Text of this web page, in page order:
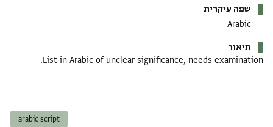
שפה עיקרית
Arabic
תיאור
List in Arabic of unclear significance, needs examination.
arabic script